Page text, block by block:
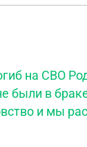
на СВО
были в
и мы